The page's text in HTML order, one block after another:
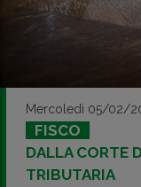
Mercoledì 05/02/
FISCO
DALLA CORTE
TRIBUTARIA